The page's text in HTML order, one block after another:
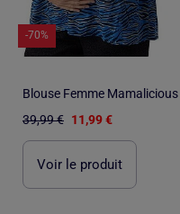
-70%
Blouse Femme Mamalicious
39,99 € 11,99 €
Voir le produit